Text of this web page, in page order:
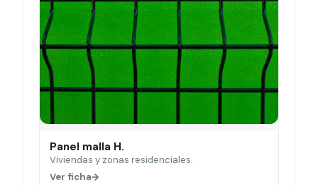
Panel malla H.
Viviendas y zonas residenciales.
Ver ficha